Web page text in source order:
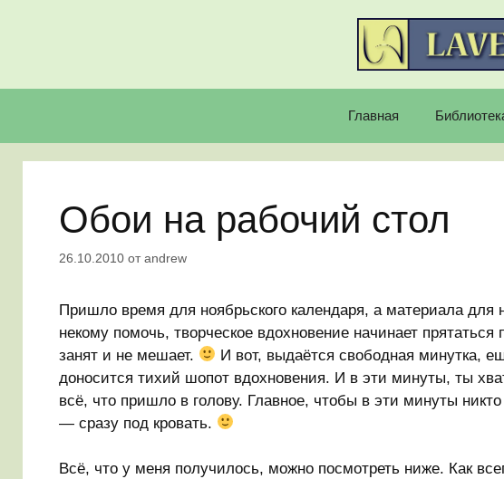
Главная
Обои на рабочий стол
26.10.2010 отandrew
Пришло время для ноябрьского календаря, а материала для
некому помочь, творческое вдохновение начинает
занят и не мешает.
И вот, выдаётся свободная минутка,
доносится тихий шопот вдохновения. И в эти минуты, ты
всё, что пришло в голову. Главное, чтобы в эти минуты
— сразу под кровать.
Всё, что у меня получилось, можно посмотреть ниже. Как